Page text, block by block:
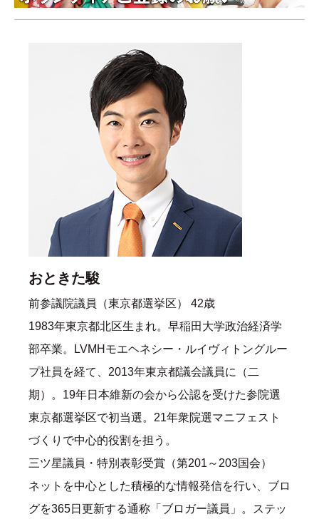
おときた駿
前参議院議員（東京都選挙区） 42歳
1983年東京都北区生まれ。早稲田大学政治経済学
部卒業。LVMHモエヘネシー・ルイヴィトングルー
プ社員を経て、2013年東京都議会議員に（二
期）。19年日本維新の会から公認を受けた参院選
東京都選挙区で初当選。21年衆院選マニフェスト
づくりで中心的役割を担う。
三ツ星議員・特別表彰受賞（第201～203国会）
ネットを中心とした積極的な情報発信を行い、ブロ
グを365日更新する通称「ブロガー議員」。ステッ